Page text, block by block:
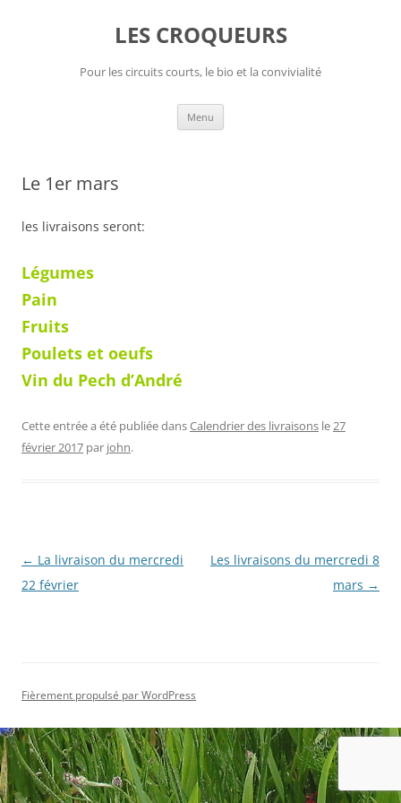
LES CROQUEURS
Pour les circuits courts, le bio et la convivialité
Menu
Le 1er mars
les livraisons seront:
Légumes
Pain
Fruits
Poulets et oeufs
Vin du Pech d’André
Cette entrée a été publiée dansCalendrier des livraisons le27
février 2017 par john.
Navigation
des
← La livraison du mercredi
22 février
Les livraisons du mercredi 8
mars →
Fièrement propulsé par WordPress